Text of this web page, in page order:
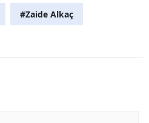
#Zaide Alkaç